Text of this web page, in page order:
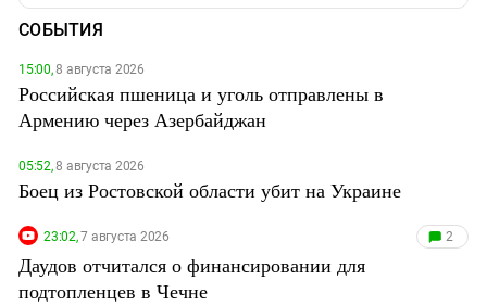
СОБЫТИЯ
15:00,8 августа 2026
Российская пшеница и уголь отправлены в
Армению через Азербайджан
05:52,8 августа 2026
Боец из Ростовской области убит на Украине
23:02,7 августа 2026 2
Даудов отчитался о финансировании для
подтопленцев в Чечне